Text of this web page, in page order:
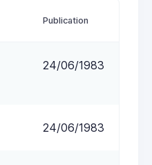
Publication
24/06/1983
24/06/1983